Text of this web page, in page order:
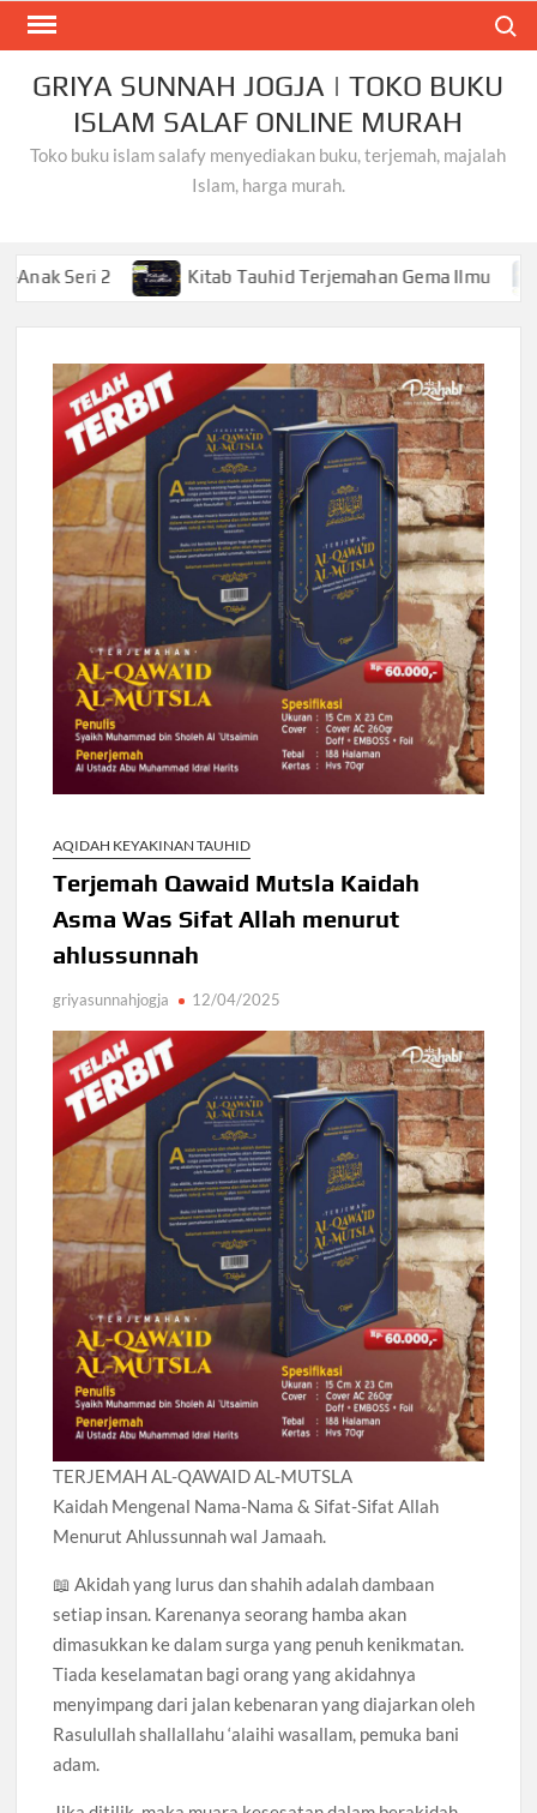
Skip
contentGRIYA SUNNAH JOGJA | TOKO BUKU
ISLAM SALAF ONLINE MURAH
Toko buku islam salafy menyediakan buku, terjemah, majalah
Islam, harga murah.
2 Kitab Tauhid Terjemahan Gema Ilmu
AQIDAH KEYAKINAN TAUHID
Terjemah Qawaid Mutsla Kaidah
Asma Was Sifat Allah menurut
ahlussunnah
griyasunnahjogja 12/04/2025
TERJEMAH AL-QAWAID AL-MUTSLA
Kaidah Mengenal Nama-Nama & Sifat-Sifat Allah
Menurut Ahlussunnah wal Jamaah.
📖 Akidah yang lurus dan shahih adalah dambaan
setiap insan. Karenanya seorang hamba akan
dimasukkan ke dalam surga yang penuh kenikmatan.
Tiada keselamatan bagi orang yang akidahnya
menyimpang dari jalan kebenaran yang diajarkan oleh
Rasulullah shallallahu ‘alaihi wasallam, pemuka bani
adam.